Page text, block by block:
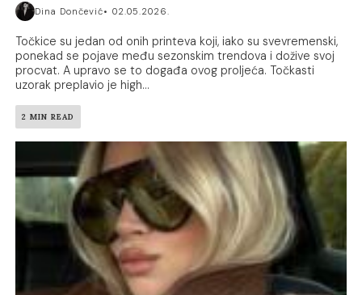
Dina Dončević 02.05.2026.
Točkice su jedan od onih printeva koji, iako su svevremenski,
ponekad se pojave među sezonskim trendova i dožive svoj
procvat. A upravo se to događa ovog proljeća. Točkasti
uzorak preplavio je high...
2 MIN READ